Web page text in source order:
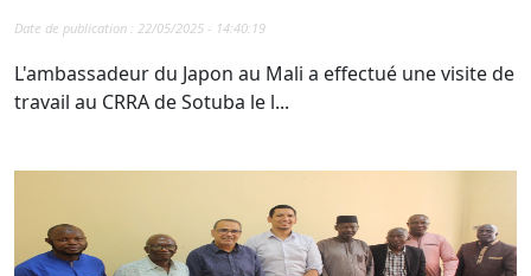
Date de publication : 22/05/2025 - 14:40:19
L'ambassadeur du Japon au Mali a effectué une visite de
travail au CRRA de Sotuba le l...